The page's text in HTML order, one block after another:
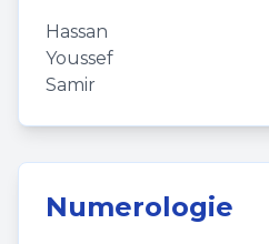
Hassan
Youssef
Samir
Numerologie